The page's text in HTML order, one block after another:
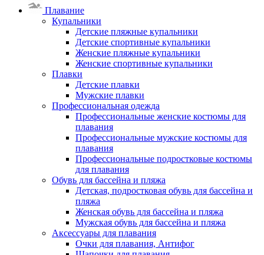
Плавание
Купальники
Детские пляжные купальники
Детские спортивные купальники
Женские пляжные купальники
Женские спортивные купальники
Плавки
Детские плавки
Мужские плавки
Профессиональная одежда
Профессиональные женские костюмы для
плавания
Профессиональные мужские костюмы для
плавания
Профессиональные подростковые костюмы
для плавания
Обувь для бассейна и пляжа
Детская, подростковая обувь для бассейна и
пляжа
Женская обувь для бассейна и пляжа
Мужская обувь для бассейна и пляжа
Аксессуары для плавания
Очки для плавания, Антифог